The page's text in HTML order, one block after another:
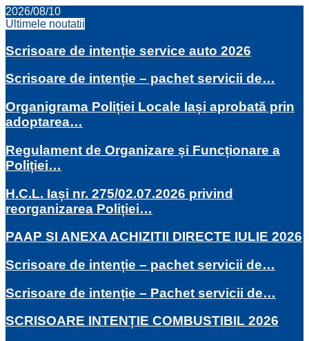
2026/08/10
Ultimele noutatii
Scrisoare de intenție service auto 2026
Scrisoare de intenție – pachet servicii de…
Organigrama Poliției Locale Iași aprobată prin
adoptarea…
Regulament de Organizare și Funcționare a
Poliției…
H.C.L. Iași nr. 275/02.07.2026 privind
reorganizarea Poliției…
PAAP SI ANEXA ACHIZITII DIRECTE IULIE 2026
Scrisoare de intenție – pachet servicii de…
Scrisoare de intenție – Pachet servicii de…
SCRISOARE INTENȚIE COMBUSTIBIL 2026